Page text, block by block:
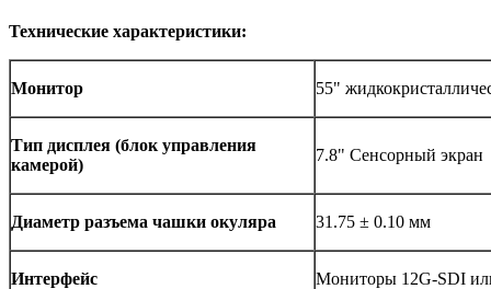
Технические характеристики:
Монитор 55"
Тип дисплея (блок управления
камерой)
7.8" Сенсорный экран
Диаметр разъема чашки окуляра 31.75 ± 0.10 мм
Интерфейс Мониторы 12G-SDI